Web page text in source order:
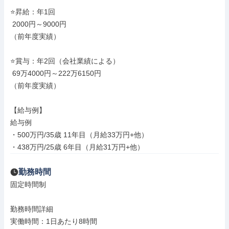
⭐昇給：年1回
（前年度実績）
⭐賞与：年2回（会社業績による）
（前年度実績）
【給与例】
給与例
・500万円/35歳 11年目（月給33万円+他）
・438万円/25歳 6年目（月給31万円+他）
勤務時間
固定時間制
勤務時間詳細
実働時間：1日あたり8時間